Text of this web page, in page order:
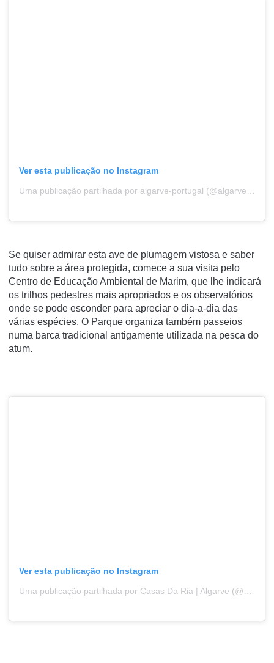
Ver esta publicação no Instagram
Se quiser admirar esta ave de plumagem vistosa e saber
tudo sobre a área protegida, comece a sua visita pelo
Centro de Educação Ambiental de Marim, que lhe indicará
os trilhos pedestres mais apropriados e os observatórios
onde se pode esconder para apreciar o dia-a-dia das
várias espécies. O Parque organiza também passeios
numa barca tradicional antigamente utilizada na pesca do
atum.
Ver esta publicação no Instagram
Uma publicação partilhada por Casas Da Ria | Algarve (@casasdaria)